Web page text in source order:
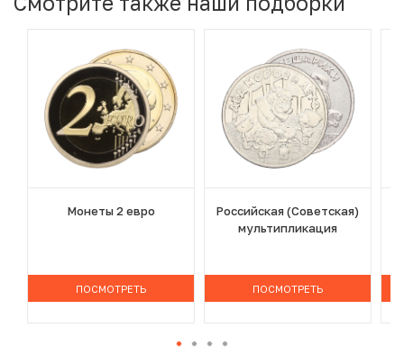
Монеты 2 евро
ПОСМОТРЕТЬ
Российская (Советская)
мультипликация
ПОСМОТРЕТЬ